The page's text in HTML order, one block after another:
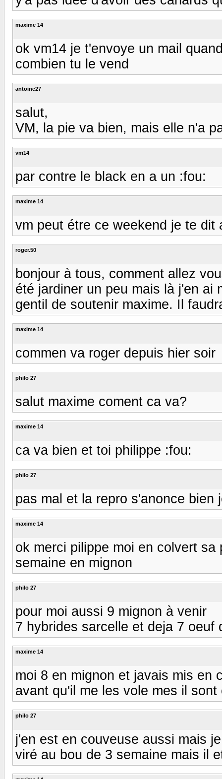
maxime 14
ok vm14 je t'envoye un mail
combien tu le vend
antoine27
salut,
VM, la pie va bien, mais elle n'a
vm14
par contre le black en a un :fou:
maxime 14
vm peut étre ce weekend je te dit
roger.50
bonjour à tous, comment allez
été jardiner un peu mais là j'en ai
gentil de soutenir maxime. Il
maxime 14
commen va roger depuis hier soir
philo 27
salut maxime coment ca va?
maxime 14
ca va bien et toi philippe :fou:
philo 27
pas mal et la repro s'anonce bien
maxime 14
ok merci pilippe moi en colvert
semaine en mignon
philo 27
pour moi aussi 9 mignon à venir
7 hybrides sarcelle et deja 7
maxime 14
moi 8 en mignon et javais mis en
avant qu'il me les vole mes il sont
philo 27
j'en est en couveuse aussi mais
viré au bou de 3 semaine mais il